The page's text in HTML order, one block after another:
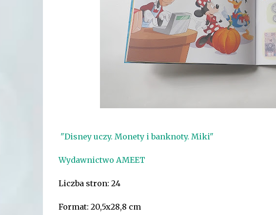
"Disney uczy. Monety i banknoty. Miki"
Wydawnictwo AMEET
Liczba stron: 24
Format: 20,5x28,8 cm